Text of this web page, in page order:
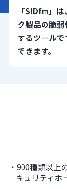
「SIDfm」
ク製品の脆
するツール
できます。
900種類以上
キュリティホ